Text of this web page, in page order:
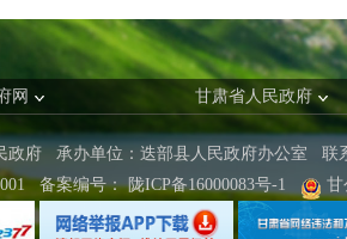
网 甘肃省人民政府
政府 承办单位：迭部县人民政府办公室 联
备案编号： 陇ICP备16000083号-1 甘